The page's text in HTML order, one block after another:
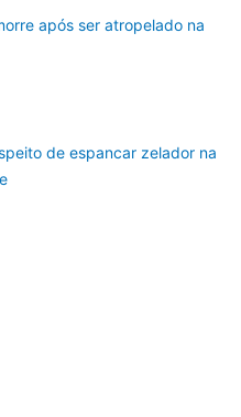
após ser atropelado na
de espancar zelador na